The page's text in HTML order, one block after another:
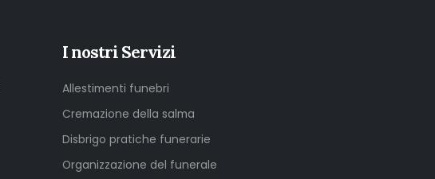
I nostri Servizi
Allestimenti funebri
Cremazione della salma
Disbrigo pratiche funerarie
Organizzazione del funerale